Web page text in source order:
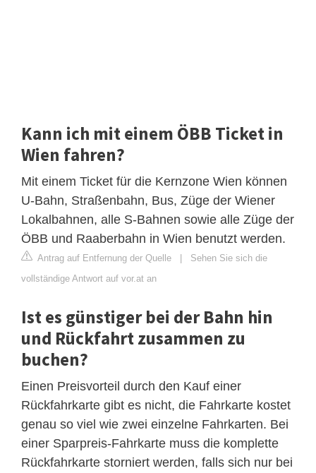
Kann ich mit einem ÖBB Ticket in
Wien fahren?
Mit einem Ticket für die Kernzone Wien können
U-Bahn, Straßenbahn, Bus, Züge der Wiener
Lokalbahnen, alle S-Bahnen sowie alle Züge der
ÖBB und Raaberbahn in Wien benutzt werden.
Antrag auf Entfernung der Quelle | Sehen Sie sich die
vollständige Antwort auf vor.at an
Ist es günstiger bei der Bahn hin
und Rückfahrt zusammen zu
buchen?
Einen Preisvorteil durch den Kauf einer
Rückfahrkarte gibt es nicht, die Fahrkarte kostet
genau so viel wie zwei einzelne Fahrkarten. Bei
einer Sparpreis-Fahrkarte muss die komplette
Rückfahrkarte storniert werden, falls sich nur bei